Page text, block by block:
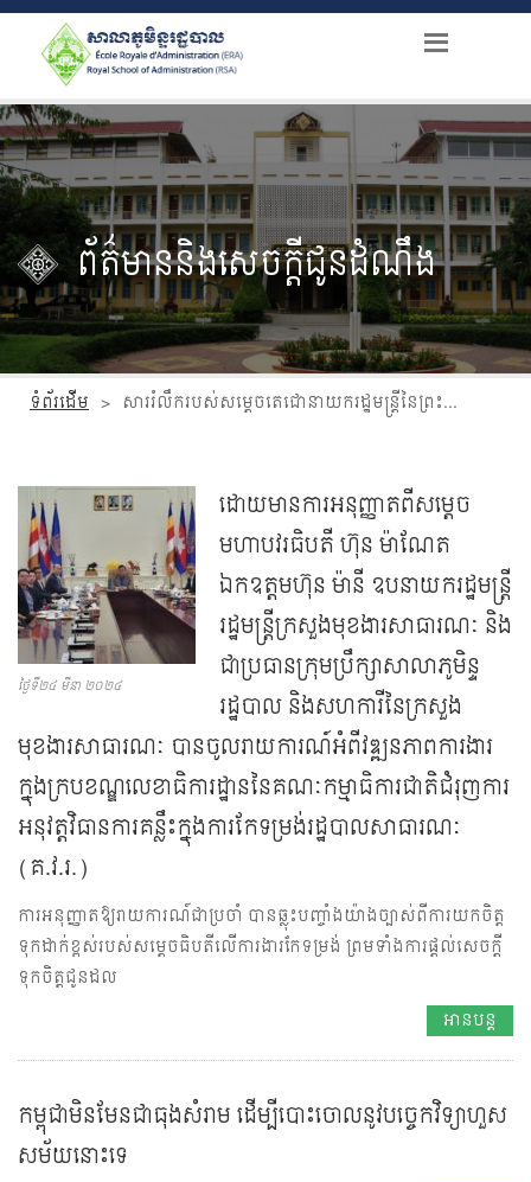
ព័ត៌មាននិងសេចក្តីជូនដំណឹង
ទំព័រដើម > សាររំលឹករបស់សម្តេចតេជោនាយករដ្ឋមន្ត្រីនៃព្រះរាជាណាចក្រកម្ពុជា
ថ្ងៃទី២៤ មីនា ២០២៤
ដោយមានការអនុញ្ញាតពីសម្ដេច
មហាបវរធិបតី ហ៊ុន ម៉ាណែត
ឯកឧត្ដមហ៊ុន ម៉ានី ឧបនាយករដ្ឋមន្ត្រី
រដ្ឋមន្ត្រីក្រសួងមុខងារសាធារណៈ និង
ជាប្រធានក្រុមប្រឹក្សាសាលាភូមិន្ទ
រដ្ឋបាល និងសហការីនៃក្រសួង
មុខងារសាធារណៈ បានចូលរាយការណ៍អំពីវឌ្ឍនភាពការងារ
ក្នុងក្របខណ្ឌលេខាធិការដ្ឋាននៃគណៈកម្មាធិការជាតិជំរុញការ
អនុវត្តវិធានការគន្លឹះក្នុងការកែទម្រង់រដ្ឋបាលសាធារណៈ
(គ.វ.រ.)
ការអនុញ្ញាតឱ្យរាយការណ៍ជាប្រចាំ បានឆ្លុះបញ្ចាំងយ៉ាងច្បាស់ពីការយកចិត្ត
ទុកដាក់ខ្ពស់របស់សម្ដេចធិបតីលើការងារកែទម្រង់ ព្រមទាំងការផ្ដល់សេចក្ដី
ទុកចិត្តជូនដល
អានបន្ត
កម្ពុជាមិនមែនជាធុងសំរាម ដើម្បីបោះចោលនូវបច្ចេកវិទ្យាហួស
សម័យនោះទេ